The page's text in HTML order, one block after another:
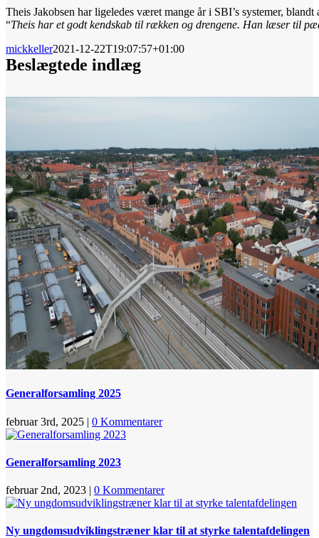
Theis Jakobsen har ligeledes været mange år i SBI’s systemer,
“Theis har et godt kendskab til rækken og drengene. Han læser til
mickkeller2021-12-22T19:07:57+01:00
Beslægtede indlæg
Generalforsamling 2025
februar 3rd, 2025 | 0 Kommentarer
Generalforsamling 2023
februar 2nd, 2023 | 0 Kommentarer
Ny ungdomsudviklingstræner klar til at styrke talentafdelingen